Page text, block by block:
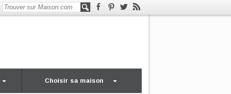
Choisir sa maison